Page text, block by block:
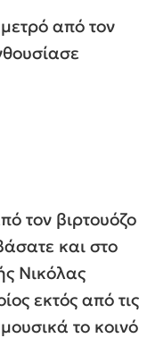
από τον
τον βιρτουόζο
και στο
Νικόλας
εκτός από τις
το κοινό